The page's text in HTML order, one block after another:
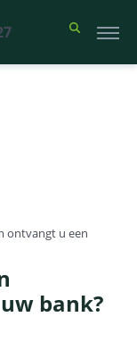
ontvangt u een
bank?